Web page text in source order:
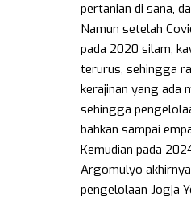
pertanian di sana,
Namun setelah
pada 2020 silam,
terurus, sehingga
kerajinan yang ada
sehingga
bahkan sampai
Kemudian pada
Argomulyo
pengelolaan Jogja